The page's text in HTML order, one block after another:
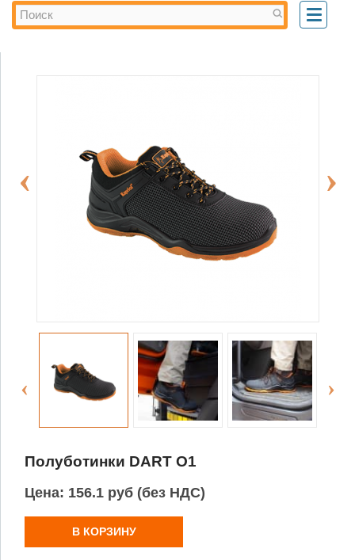
Форма поиска
Поиск
Toggle
Полуботинки DART O1
Цена: 156.1 руб (без НДС)
В КОРЗИНУ